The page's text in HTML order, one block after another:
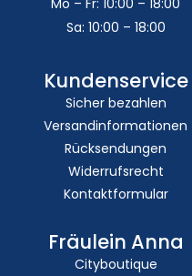
Sa: 10:00 – 18:00
Kundenservice
Sicher bezahlen
Versandinformationen
Rücksendungen
Widerrufsrecht
Kontaktformular
Fräulein Anna
Cityboutique